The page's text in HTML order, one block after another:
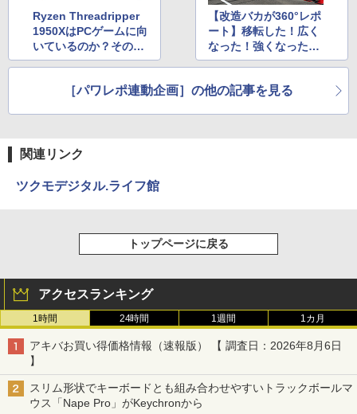
Ryzen Threadripper
1950XはPCゲームに向
いているのか？その実
力を探る
【改造バカが360°レポ
ート】移転した！広く
なった！強くなった！
パソコン工房 福岡南
［パワレポ連動企画］の他の記事を見る
関連リンク
ツクモデジタル.ライフ館
トップページに戻る
アクセスランキング
1時間 24時間 1週間 1カ月
アキバお買い得価格情報（速報版） 【 調査日：2026年8月6日
】
スリム形状でキーボードとも組み合わせやすいトラックボールマ
ウス「Nape Pro」がKeychronから